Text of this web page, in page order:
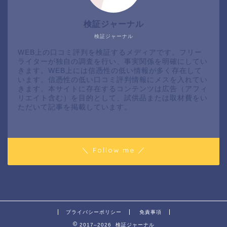
検証ジャーナル
検証ジャーナル
WEB上の口コミ評判を検証するメディアです。フリー
ライターが独自の調査を行い、事実関係を明確にしてい
きます。WEB上には信憑性の低い情報が多く存在して
います。信憑性の低い口コミ評判情報にメスを入れてい
きます。本サイトに存在するコンテンツは広告（アフィ
リエイト含む）を目的として、試供品または取材費をい
ただいて記事を掲載しています。
＼ Follow me ／
プライバシーポリシー 免責事項
2017–2026 検証ジャーナル